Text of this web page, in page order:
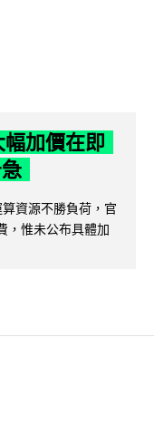
加價在即
資源不勝負荷，官
，惟未公布具體加